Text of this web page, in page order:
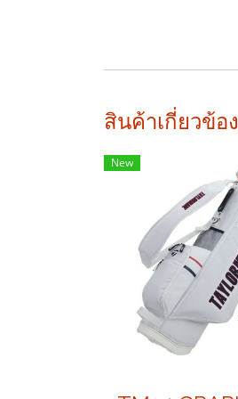
สินค้าเกี่ยวข้อง
New